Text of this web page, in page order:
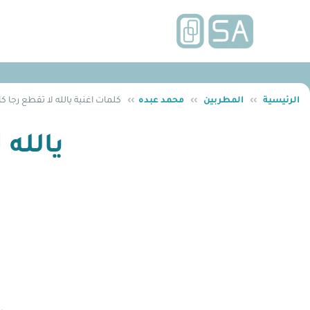
الرئيسية ›› المطربين ›› محمد عبده ›› كلمات اغنية يالله لا تقطع